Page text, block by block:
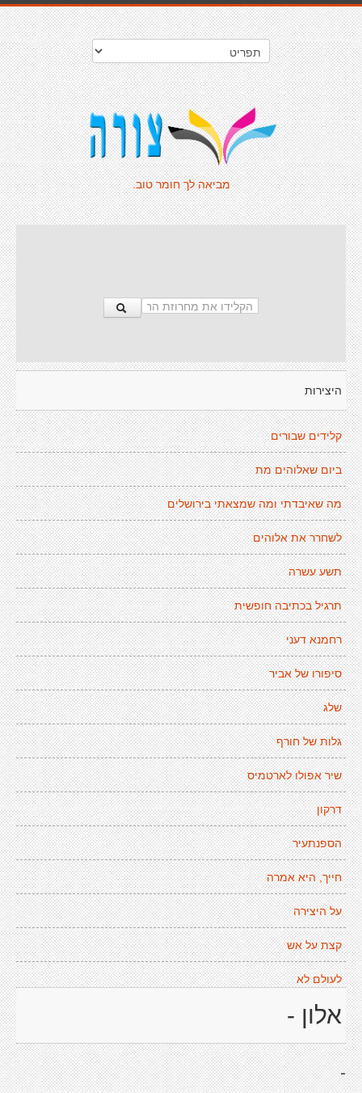
מביאה לך חומר טוב.
היצירות
קלידים שבורים
ביום שאלוהים מת
מה שאיבדתי ומה שמצאתי בירושלים
לשחרר את אלוהים
תשע עשרה
תרגיל בכתיבה חופשית
רחמנא דעני
סיפורו של אביר
שלג
גלות של חורף
שיר אפולו לארטמיס
דרקון
הספנתעיר
חייך, היא אמרה
על היצירה
קצת על אש
לעולם לא
אלון -
-